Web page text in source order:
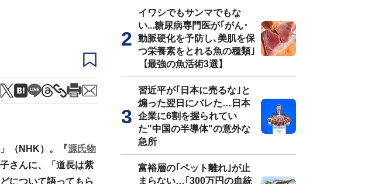
（NHK）。『源氏物
さんに、「道長は紫
について語ってもら
イワシでもサンマでもな
い...糖尿病専門医が｢がん･
動脈硬化を予防し､美肌を保
つ栄養素をとれる魚の種類｣
【最強の魚活術3選】
習近平が｢日本に売るな｣と
煽った翌日にバレた…日本
企業に6割を握られてい
た"中国の半導体"の意外な
急所
富裕層の｢ペット離れ｣が止
まらない…｢300万円の血統